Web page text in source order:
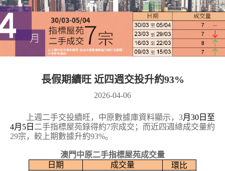
長假期續旺 近四週交投升約93%
2026-04-06
上週二手交投續旺，中原數據庫資料顯示， 3月30日至
4月5日二手指標屋苑錄得約7宗成交；而近四週總成交量約
29宗，較上期數據升約93%。
澳門中原二手指標屋苑成交量
日期 成交量 環比